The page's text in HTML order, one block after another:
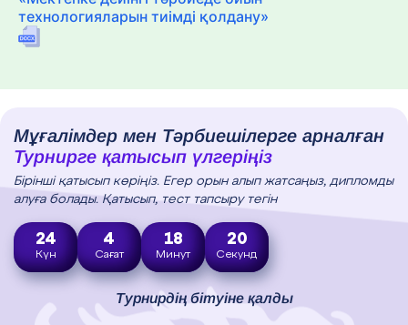
технологияларын тиімді қолдану»
Мұғалімдер мен Тәрбиешілерге арналған
Турнирге қатысып үлгеріңіз
Бірінші қатысып көріңіз. Егер орын алып жатсаңыз, дипломды
алуға болады. Қатысып, тест тапсыру тегін
24
Күн
4
Сағат
18
Минут
19
Секунд
Турнирдің бітуіне қалды